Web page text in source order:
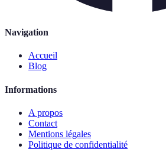
Navigation
Accueil
Blog
Informations
A propos
Contact
Mentions légales
Politique de confidentialité